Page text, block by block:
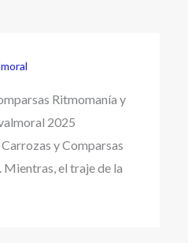
Ritmomanía y
2025
y Comparsas
Mientras, el traje de la